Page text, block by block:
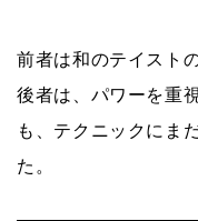
前者は和のテイスト
後者は、パワーを重
も、テクニックにま
た。